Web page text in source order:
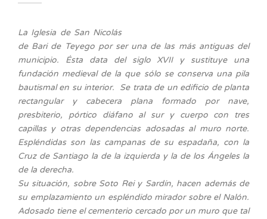
La Iglesia de San Nicolás
de Bari de Teyego por ser una de las más antiguas del
municipio. Ésta data del siglo XVII y sustituye una
fundación medieval de la que sólo se conserva una pila
bautismal en su interior. Se trata de un edificio de planta
rectangular y cabecera plana formado por nave,
presbiterio, pórtico diáfano al sur y cuerpo con tres
capillas y otras dependencias adosadas al muro norte.
Espléndidas son las campanas de su espadaña, con la
Cruz de Santiago la de la izquierda y la de los Ángeles la
de la derecha.
Su situación, sobre Soto Rei y Sardín, hacen además de
su emplazamiento un espléndido mirador sobre el Nalón.
Adosado tiene el cementerio cercado por un muro que tal